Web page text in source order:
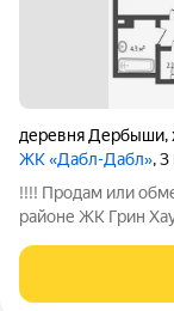
деревня Дербыши,
ЖК «Дабл-Дабл»,
!!!! Продам или
районе ЖК Грин
расположился в
Московского